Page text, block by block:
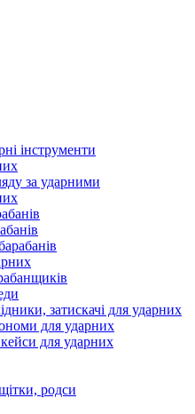
інструменти
за ударними
затискачі для ударних
для ударних
для ударних
родси